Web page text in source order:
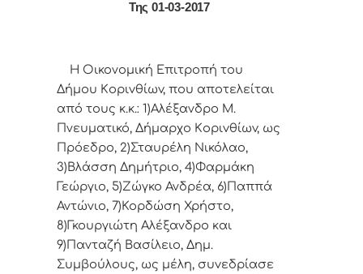
Της 01-03-2017
Η Οικονομική Επιτρoπή τoυ
Δήμoυ Κoριvθίωv, πoυ απoτελείται
από τoυς κ.κ.: 1)Αλέξανδρο Μ.
Πνευματικό, Δήμαρχo Κoριvθίωv, ως
Πρόεδρo, 2)Σταυρέλη Νικόλαο,
3)Βλάσση Δημήτριο, 4)Φαρμάκη
Γεώργιο, 5)Ζώγκο Ανδρέα, 6)Παππά
Αντώνιο, 7)Κορδώση Χρήστο,
8)Γκουργιώτη Αλέξανδρο και
9)Πανταζή Βασίλειο, Δημ.
Συμβoύλoυς, ως μέλη, συvεδρίασε